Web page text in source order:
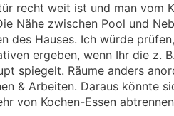
recht weit ist und man vom
Nähe zwischen Pool und
des Hauses. Ich würde
ergeben, wenn Ihr die z.
spiegelt. Räume anders
& Arbeiten. Daraus könnte
von Kochen-Essen